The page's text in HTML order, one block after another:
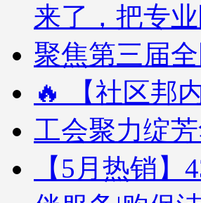
来了，把专
聚焦第三届
🔥 【社区邦
工会聚力绽
【5月热销